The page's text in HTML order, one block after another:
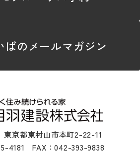
ばのメールマガジン
京都東村山市本町2-22-11
4181 FAX：042-393-9838